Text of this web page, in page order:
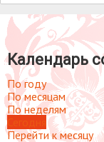
Календарь
По году
По месяцам
По неделям
Перейти к месяцу